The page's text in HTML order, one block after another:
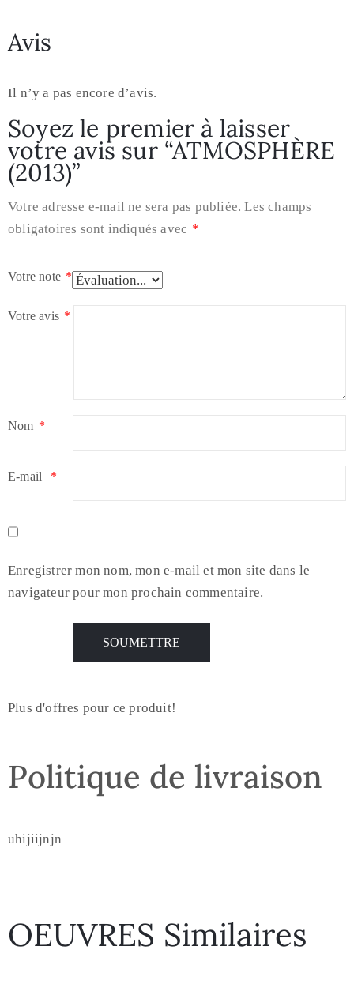
Avis
Il n’y a pas encore d’avis.
Soyez le premier à laisser
votre avis sur “ATMOSPHÈRE
(2013)”
Votre adresse e-mail ne sera pas publiée. Les champs
obligatoires sont indiqués avec *
Votre note *
Votre avis *
Nom *
E-mail *
Enregistrer mon nom, mon e-mail et mon site dans le
navigateur pour mon prochain commentaire.
Plus d'offres pour ce produit!
Politique de livraison
uhijiijnjn
OEUVRES Similaires